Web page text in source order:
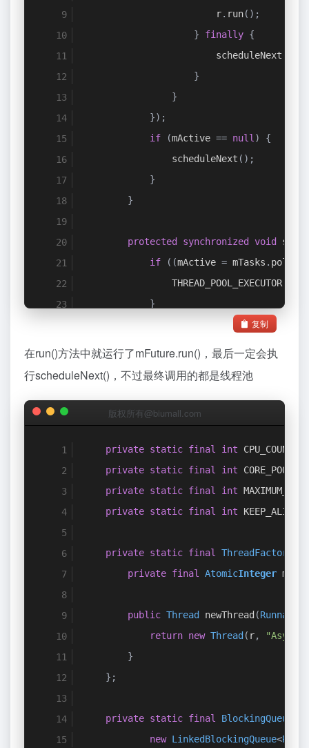
                        r
. run();
}
finally {
                        scheduleNext
}
}
});
if
(mActive == null )
{
                scheduleNext
();
}
}
protected synchronized void
if
((mActive = mTasks . poll
                THREAD_POOL_EXECUTOR
.
}
复制
在run()方法中就运行了mFuture.run()，最后一定会执
行scheduleNext()，不过最终调用的都是线程池
版权所有@biumall.com
private static final int CPU_COUNT
private static final int
private static final int
private static final int KEEP_ALIVE
private static final ThreadFactory
private final AtomicInteger
public Thread newThread (Runnable
return new Thread ( r,
}
};
private static final BlockingQueue
new LinkedBlockingQueue<